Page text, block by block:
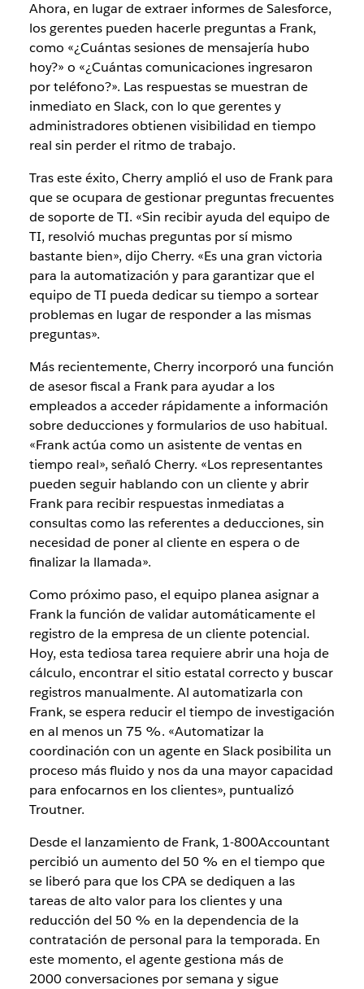
Ahora, en lugar de extraer informes de Salesforce,
los gerentes pueden hacerle preguntas a Frank,
como «¿Cuántas sesiones de mensajería hubo
hoy?» o «¿Cuántas comunicaciones ingresaron
por teléfono?». Las respuestas se muestran de
inmediato en Slack, con lo que gerentes y
administradores obtienen visibilidad en tiempo
real sin perder el ritmo de trabajo.
Tras este éxito, Cherry amplió el uso de Frank para
que se ocupara de gestionar preguntas frecuentes
de soporte de TI. «Sin recibir ayuda del equipo de
TI, resolvió muchas preguntas por sí mismo
bastante bien», dijo Cherry. «Es una gran victoria
para la automatización y para garantizar que el
equipo de TI pueda dedicar su tiempo a sortear
problemas en lugar de responder a las mismas
preguntas».
Más recientemente, Cherry incorporó una función
de asesor fiscal a Frank para ayudar a los
empleados a acceder rápidamente a información
sobre deducciones y formularios de uso habitual.
«Frank actúa como un asistente de ventas en
tiempo real», señaló Cherry. «Los representantes
pueden seguir hablando con un cliente y abrir
Frank para recibir respuestas inmediatas a
consultas como las referentes a deducciones, sin
necesidad de poner al cliente en espera o de
finalizar la llamada».
Como próximo paso, el equipo planea asignar a
Frank la función de validar automáticamente el
registro de la empresa de un cliente potencial.
Hoy, esta tediosa tarea requiere abrir una hoja de
cálculo, encontrar el sitio estatal correcto y buscar
registros manualmente. Al automatizarla con
Frank, se espera reducir el tiempo de investigación
en al menos un 75 %. «Automatizar la
coordinación con un agente en Slack posibilita un
proceso más fluido y nos da una mayor capacidad
para enfocarnos en los clientes», puntualizó
Troutner.
Desde el lanzamiento de Frank, 1-800Accountant
percibió un aumento del 50 % en el tiempo que
se liberó para que los CPA se dediquen a las
tareas de alto valor para los clientes y una
reducción del 50 % en la dependencia de la
contratación de personal para la temporada. En
este momento, el agente gestiona más de
2000 conversaciones por semana y sigue